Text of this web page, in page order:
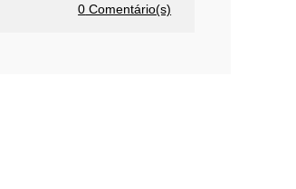
0 Comentário(s)